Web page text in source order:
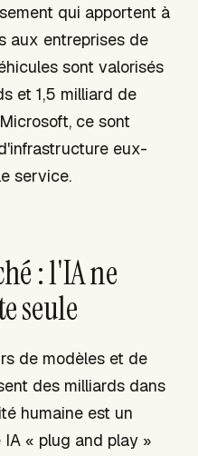
qui apportent à
aux entreprises de
sont valorisés
et 1,5 milliard de
ce sont
eux-
service.
: l'IA ne
seule
de modèles et de
des milliards dans
humaine est un
« plug and play »